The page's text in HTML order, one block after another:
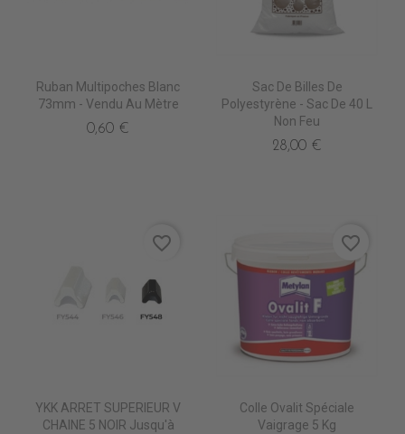
Ruban Multipoches Blanc
73mm - Vendu Au Mètre
0,60 €
Sac De Billes De
Polyestyrène - Sac De 40 L
Non Feu
28,00 €
YKK ARRET SUPERIEUR V
CHAINE 5 NOIR Jusqu'à
favorite_border
Colle Ovalit Spéciale
Vaigrage 5 Kg
favorite_border